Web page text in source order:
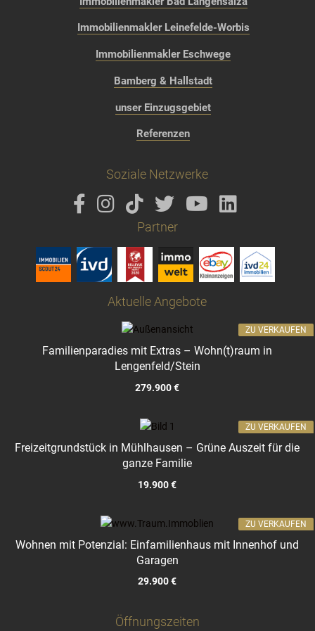
Immobilienmakler Leinefelde-Worbis
Immobilienmakler Eschwege
Bamberg & Hallstadt
unser Einzugsgebiet
Referenzen
Soziale Netzwerke
Partner
Aktuelle Angebote
Familienparadies mit Extras – Wohn(t)raum in
Lengenfeld/Stein
279.900 €
ZU VERKAUFEN
Freizeitgrundstück in Mühlhausen – Grüne Auszeit für die
ganze Familie
19.900 €
ZU VERKAUFEN
Wohnen mit Potenzial: Einfamilienhaus mit Innenhof und
Garagen
29.900 €
ZU VERKAUFEN
Öffnungszeiten